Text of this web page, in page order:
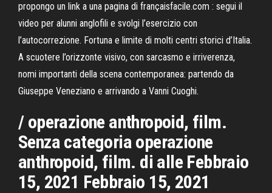
propongo un link a una pagina di françaisfacile.com : segui il
video per alunni anglofili e svolgi l’esercizio con
l’autocorrezione. Fortuna e limite di molti centri storici d’Italia.
A scuotere l’orizzonte visivo, con sarcasmo e irriverenza,
nomi importanti della scena contemporanea: partendo da
Giuseppe Veneziano e arrivando a Vanni Cuoghi.
/ operazione anthropoid, film.
Senza categoria operazione
anthropoid, film. di alle Febbraio
15, 2021 Febbraio 15, 2021